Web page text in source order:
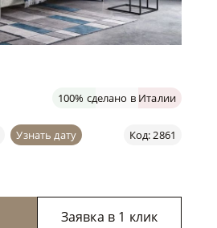
100% сделано в Италии
Код: 2861
Узнать дату
Заявка в 1 клик